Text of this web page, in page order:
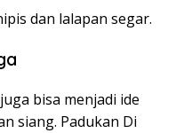
dan lalapan segar.
bisa menjadi ide
siang. Padukan Di